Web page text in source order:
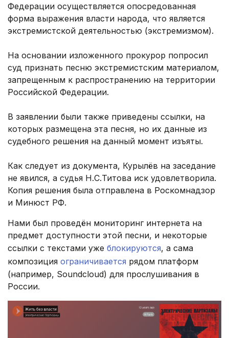
Федерации осуществляется опосредованная
форма выражения власти народа, что является
экстремистской деятельностью (экстремизмом).
На основании изложенного прокурор попросил
суд признать песню экстремистским материалом,
запрещенным к распространению на территории
Российской Федерации.
В заявлении были также приведены ссылки, на
которых размещена эта песня, но их данные из
судебного решения на данный момент изъяты.
Как следует из документа, Курылёв на заседание
не явился, а судья Н.С.Титова иск удовлетворила.
Копия решения была отправлена в Роскомнадзор
и Минюст РФ.
Нами был проведён мониторинг интернета на
предмет доступности этой песни, и некоторые
ссылки с текстами уже блокируются, а сама
композиция ограничивается рядом платформ
(например, Soundcloud) для прослушивания в
России.